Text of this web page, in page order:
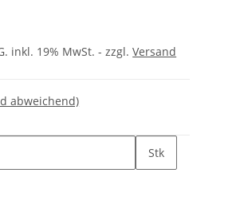
inkl. 19% MwSt. - zzgl.Versand
abweichend)
Stk